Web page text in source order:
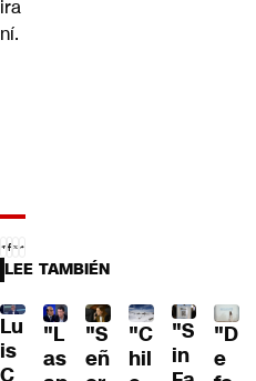
ira
ní.
LEE TAMBIÉN
Lu
is
"L
as
"S
eñ
"C
hil
"S
in
"D
e